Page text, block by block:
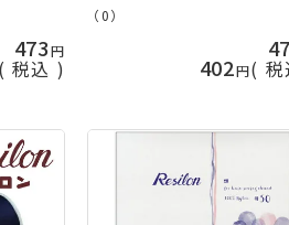
473
税込
（0）
402 税